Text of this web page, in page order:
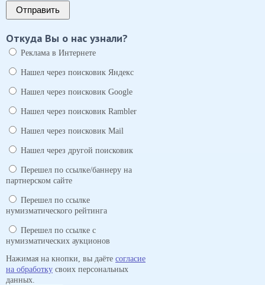
Отправить
Откуда Вы о нас узнали?
Реклама в Интернете
Нашел через поисковик Яндекс
Нашел через поисковик Google
Нашел через поисковик Rambler
Нашел через поисковик Mail
Нашел через другой поисковик
Перешел по ссылке/баннеру на
партнерском сайте
Перешел по ссылке
нумизматического рейтинга
Перешел по ссылке с
нумизматических аукционов
Нажимая на кнопки, вы даёте согласие
на обработку своих персональных
данных.